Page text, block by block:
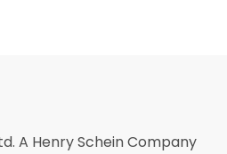
A Henry Schein Company